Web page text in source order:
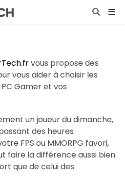
vous propose des
vous aider à choisir les
Gamer et vos
un joueur du dimanche,
des heures
FPS ou MMORPG favori,
faire la différence aussi bien
que de celui des